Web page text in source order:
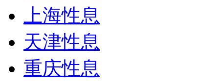
上海性息
天津性息
重庆性息